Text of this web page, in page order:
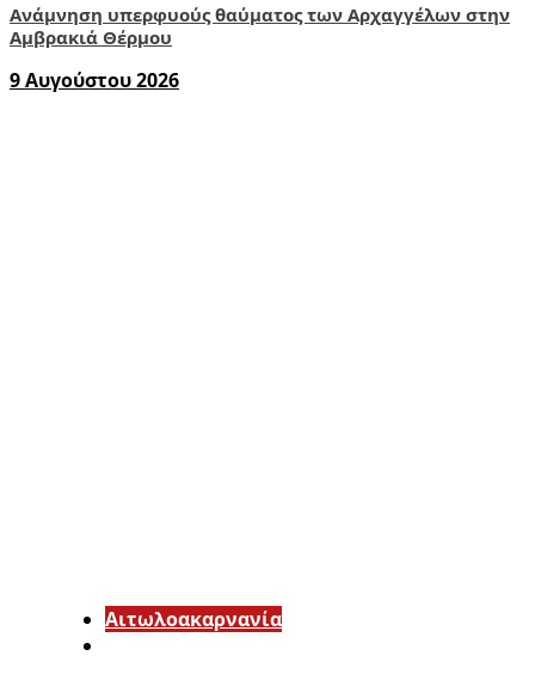
Ανάμνηση υπερφυούς θαύματος των Αρχαγγέλων στην
Αμβρακιά Θέρμου
9 Αυγούστου 2026
Αιτωλοακαρνανία